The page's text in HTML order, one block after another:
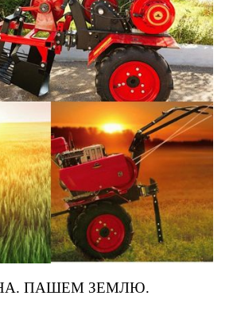
ПАШЕМ ЗЕМЛЮ.